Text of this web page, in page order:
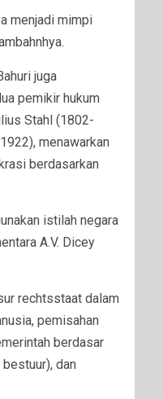
menjadi mimpi
juga
pemikir hukum
Stahl (1802-
menawarkan
berdasarkan
istilah negara
A.V. Dicey
rechtsstaat dalam
pemisahan
berdasar
dan